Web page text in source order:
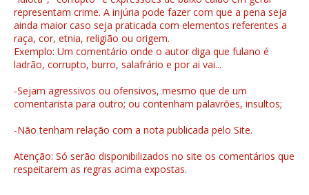
representam crime. A injúria pode fazer com que a pena seja
ainda maior caso seja praticada com elementos referentes a
raça, cor, etnia, religião ou origem.
Exemplo: Um comentário onde o autor diga que fulano é
ladrão, corrupto, burro, salafrário e por ai vai...
-Sejam agressivos ou ofensivos, mesmo que de um
comentarista para outro; ou contenham palavrões, insultos;
-Não tenham relação com a nota publicada pelo Site.
Atenção: Só serão disponibilizados no site os comentários que
respeitarem as regras acima expostas.